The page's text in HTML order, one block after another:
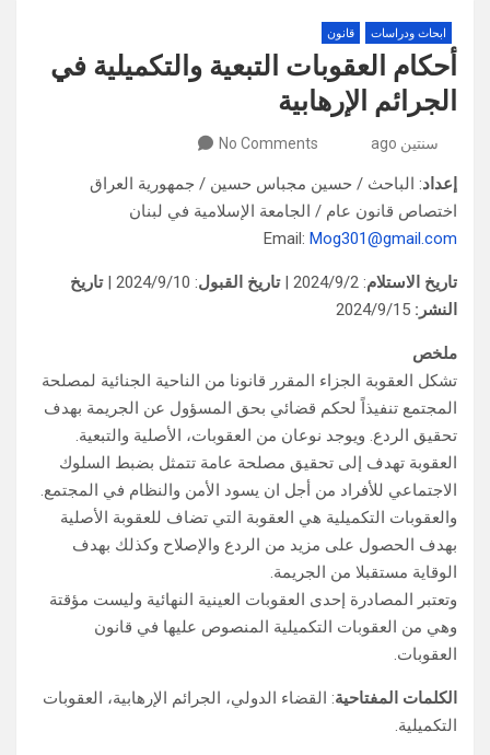
ابحاث ودراسات قانون
أحكام العقوبات التبعية والتكميلية في
الجرائم الإرهابية
سنتين ago No Comments
إعداد: الباحث / حسين مجباس حسين / جمهورية العراق
اختصاص قانون عام / الجامعة الإسلامية في لبنان
Email: Mog301@gmail.com
تاريخ الاستلام: 2024/9/2 | تاريخ القبول: 2024/9/10 |
تاريخ
النشر:
ملخص
تشكل العقوبة الجزاء المقرر قانونا من الناحية الجنائية لمصلحة
المجتمع تنفيذاً لحكم قضائي بحق المسؤول عن الجريمة بهدف
تحقيق الردع. ويوجد نوعان من العقوبات، الأصلية والتبعية.
العقوبة تهدف إلى تحقيق مصلحة عامة تتمثل بضبط السلوك
الاجتماعي للأفراد من أجل ان يسود الأمن والنظام في المجتمع.
والعقوبات التكميلية هي العقوبة التي تضاف للعقوبة الأصلية
بهدف الحصول على مزيد من الردع والإصلاح وكذلك بهدف
الوقاية مستقبلا من الجريمة.
وتعتبر المصادرة إحدى العقوبات العينية النهائية وليست مؤقتة
وهي من العقوبات التكميلية المنصوص عليها في قانون
العقوبات.
الكلمات المفتاحية: القضاء الدولي، الجرائم الإرهابية، العقوبات
التكميلية.